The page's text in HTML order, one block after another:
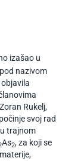
izašao u
nazivom
objavila
Rukelj,
svoj rad
trajnom
As2, za koji se